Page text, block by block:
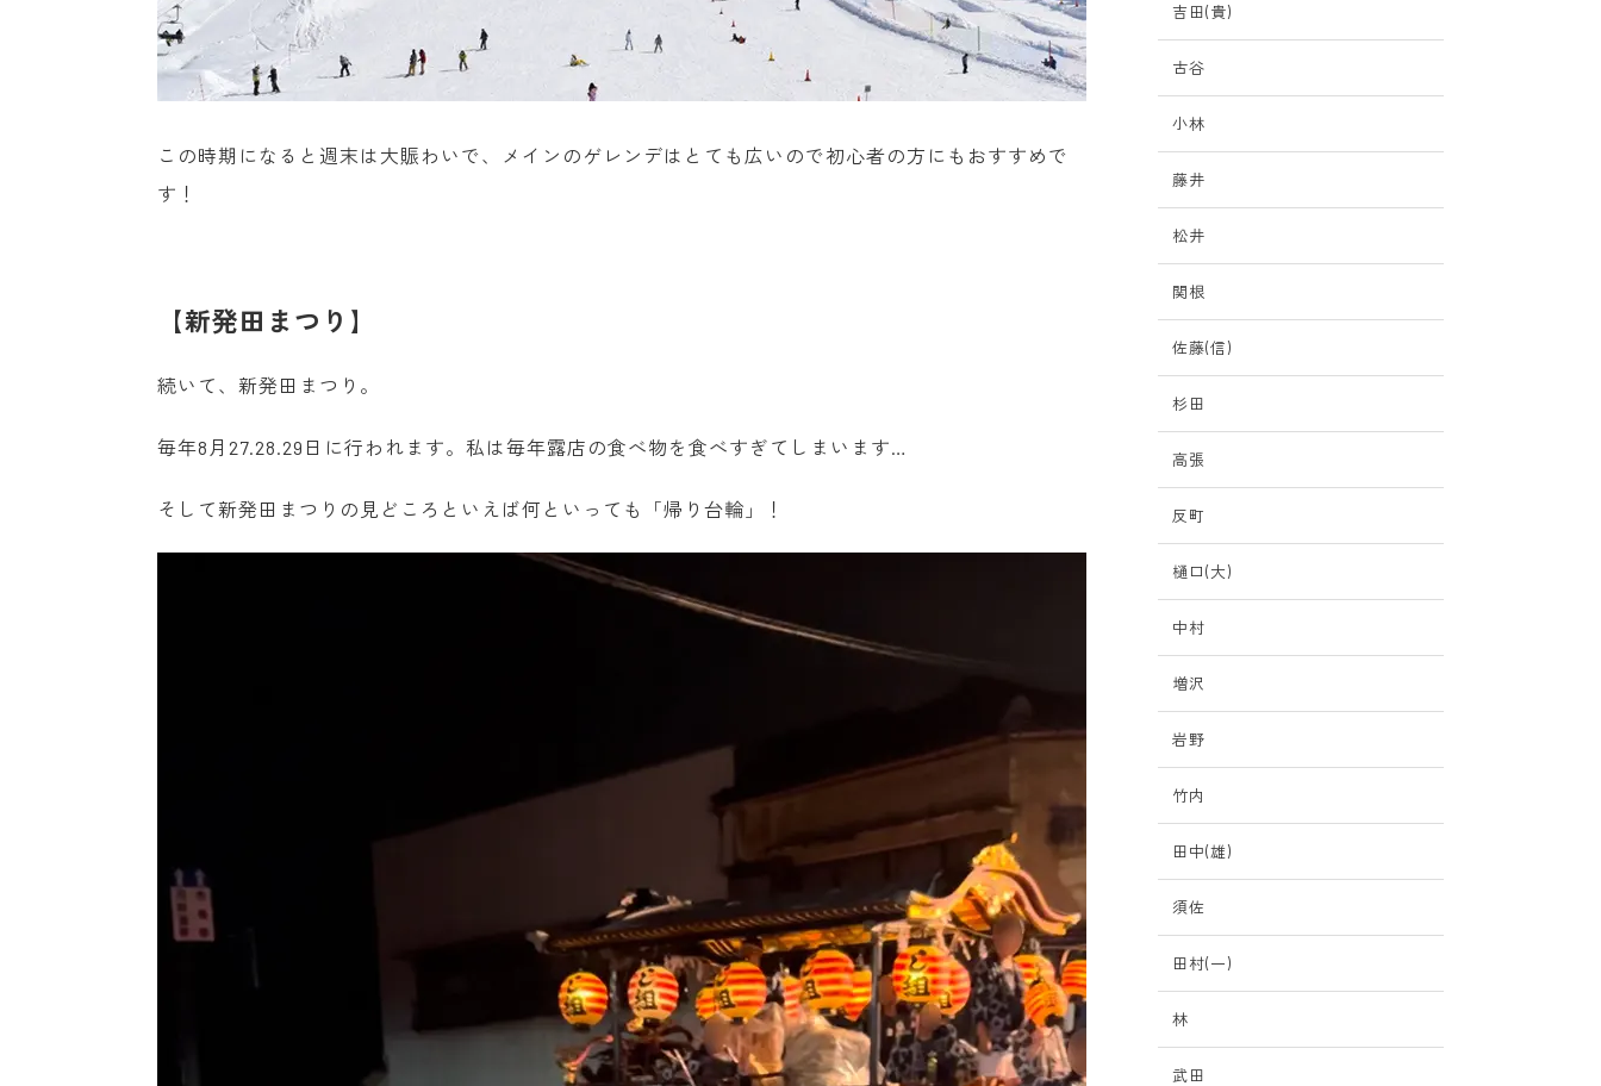
この時期になると週末は大賑わいで、メインのゲレンデはとても広いので初心者の方にもおすすめで
す！
【新発田まつり】
続いて、新発田まつり。
毎年8月27.28.29日に行われます。私は毎年露店の食べ物を食べすぎてしまいます…
そして新発田まつりの見どころといえば何といっても「帰り台輪」！
吉田(貴)
古谷
小林
藤井
松井
関根
佐藤(信)
杉田
高張
反町
樋口(大)
中村
増沢
岩野
竹内
田中(雄)
須佐
田村(一)
林
武田